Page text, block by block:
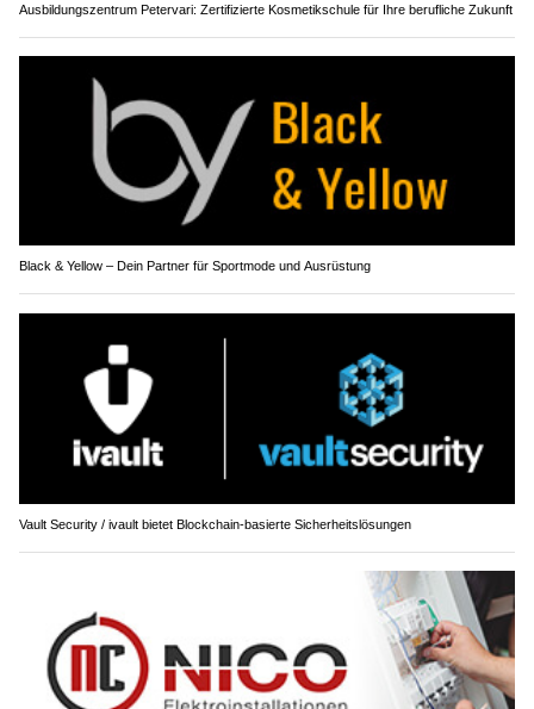
Ausbildungszentrum Petervari: Zertifizierte Kosmetikschule für Ihre berufliche Zukunft
Black & Yellow – Dein Partner für Sportmode und Ausrüstung
Vault Security / ivault bietet Blockchain-basierte Sicherheitslösungen